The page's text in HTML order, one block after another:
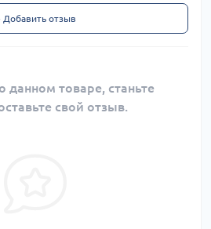
Добавить отзыв
данном товаре, станьте
свой отзыв.